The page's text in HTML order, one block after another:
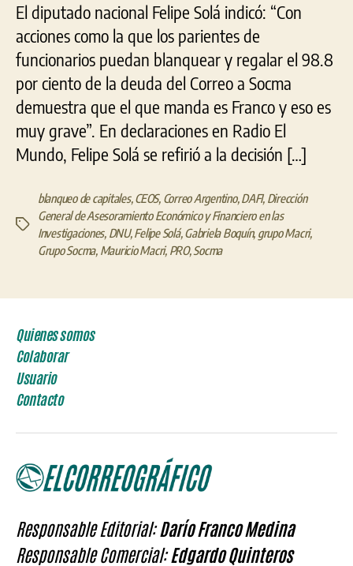
El diputado nacional Felipe Solá indicó: “Con
acciones como la que los parientes de
funcionarios puedan blanquear y regalar el 98.8
por ciento de la deuda del Correo a Socma
demuestra que el que manda es Franco y eso es
muy grave”. En declaraciones en Radio El
Mundo, Felipe Solá se refirió a la decisión […]
Etiquetas
blanqueo de capitales,CEOS, Correo Argentino,DAFI, Dirección
General de Asesoramiento Económico y Financiero en las
Investigaciones, DNU,Felipe Solá,Gabriela Boquín, grupo Macri,
Grupo Socma, Mauricio Macri, PRO,Socma
Quienes somos
Colaborar
Usuario
Contacto
Responsable Editorial:Darío Franco Medina
Responsable Comercial:Edgardo Quinteros